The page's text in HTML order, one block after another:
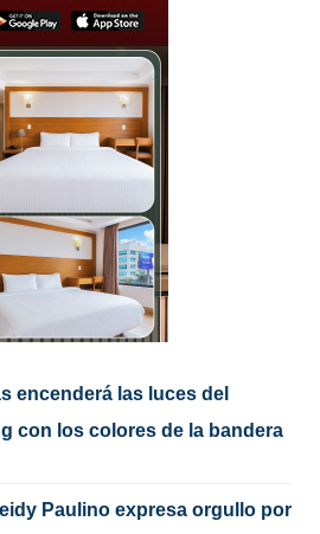
encenderá las luces del
con los colores de la bandera
Paulino expresa orgullo por